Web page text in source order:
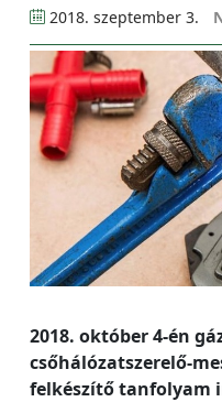
2018. szeptember 3.
2018. október 4-én
csőhálózatszerelő-
felkészítő tanfolyam